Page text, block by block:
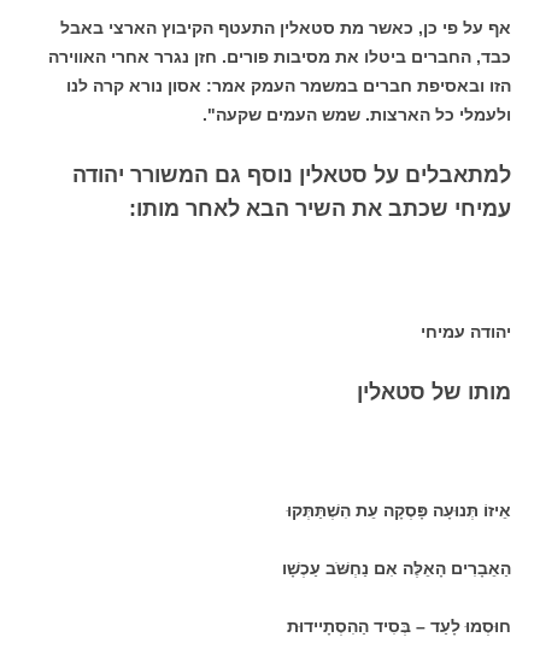
אף על פי כן, כאשר מת סטאלין התעטף הקיבוץ הארצי באבל
כבד, החברים ביטלו את מסיבות פורים. חזן נגרר אחרי האווירה
הזו ובאסיפת חברים במשמר העמק אמר: אסון נורא קרה לנו
ולעמלי כל הארצות. שמש העמים שקעה".
למתאבלים על סטאלין נוסף גם המשורר יהודה
עמיחי שכתב את השיר הבא לאחר מותו:
יהודה עמיחי
מותו של סטאלין
אֵיזוֹ תְּנוּעָה פָּסְקָה עֵת הִשְׁתַּתְּקוּ
הַאֵבָרִים הָאֵלֶּה אִם נַחְשֹּׁב עַכְשָׁו
חוּסְמוּ לָעַד – בְּסִיד הַהִסְתָיידוּת